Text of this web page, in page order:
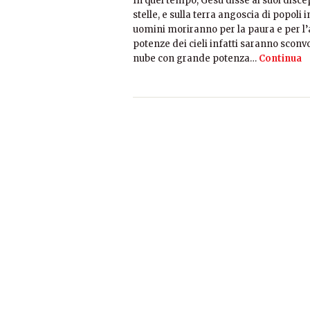
stelle, e sulla terra angoscia di
uomini moriranno per la paura e per
potenze dei cieli infatti saranno
nube con grande potenza… Continua